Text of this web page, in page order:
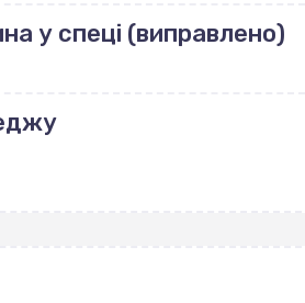
у спеці (виправлено)